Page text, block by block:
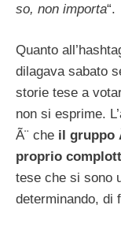
so, non importa“.
Quanto
dilagava sabato
storie tese a
non si esprime.
Ã¨ che il gruppo
proprio
tese che si sono
determinando, di